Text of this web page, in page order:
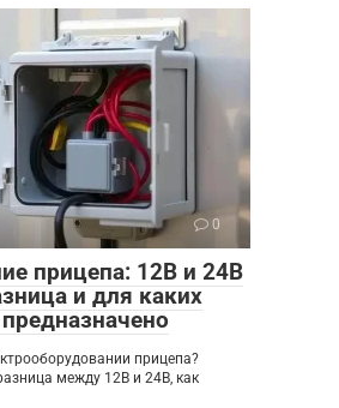
0
прицепа: 12В и 24В
и для каких
прицепа?
между 12В и 24В, как